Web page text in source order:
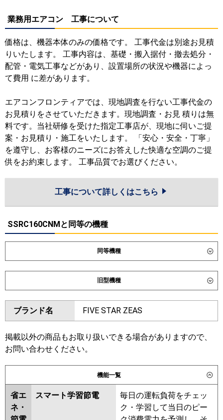
業務用エアコン 工事について
価格は、機器本体のみの価格です。 工事代金は別途お見積
りいたします。 工事内容は、基礎・搬入据付・撤去処分・
配管・電気工事などがあり、設置場所の状況や機器によっ
て費用 に差があります。
エアコンフロンティアでは、現地調査を行ない工事代金の
お見積りをさせていただきます。現地調査・お見 積りは無
料です。当社研修を受けた指定工事店が、現地に伺いご提
案・お見積り・施工をいたします。 「安心・安全・丁寧」
を遵守し、お客様のニーズにお答えした快適な空調のご提
供をお約束します。 工事品質でお選びください。
工事について詳しくはこちら
SSRC160CNMと同等の機種
同等機種
ダイキン SSRC160DM SSRC160DNM
SSRUC160DM
東芝
三菱電機 PLZT-ZRMP160HF6 PLZT-
ZRMP160HLF6 PLZT-
ZRMP160HBF6
RCI-GP160RGHG11
三菱重工
FDTZ1606HT6SA-osj
FDTZ1606HT6SA-rak
旧型機種
ダイキン SSRC160CM SSRUC160CM
SSRC160BYM SSRC160BYNM
SSRUC160BYM SSRC160BJM
SSRC160BJNM SSRJC160BJM
SSRJC160BFM
SSRC160BCNM
東芝
三菱電機 PLZT-ZRMP160HLF5
PLZT-
ブランド名 FIVE STAR ZEAS
掲載以外の商品もお取り扱いできる場合がありますので、
お問い合わせください。
機能一覧
省エ
ネ・
スマート学習節電
毎日の運転負荷をチェッ
ク・学習して当日のピー